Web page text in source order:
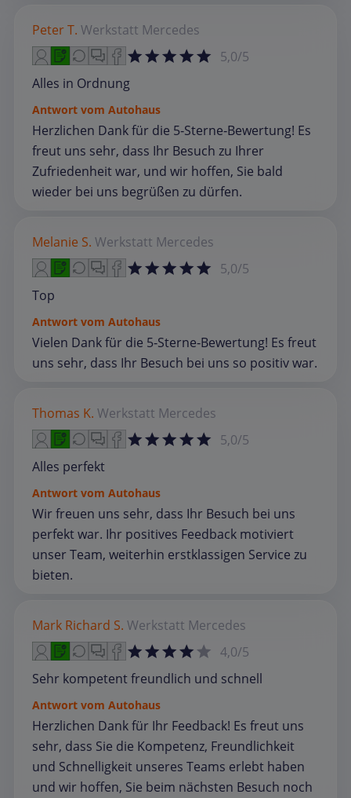
Peter T. Werkstatt Mercedes
5,0/5
Alles in Ordnung
Antwort vom Autohaus
Herzlichen Dank für die 5‑Sterne‑Bewertung! Es
freut uns sehr, dass Ihr Besuch zu Ihrer
Zufriedenheit war, und wir hoffen, Sie bald
wieder bei uns begrüßen zu dürfen.
Melanie S. Werkstatt Mercedes
5,0/5
Top
Antwort vom Autohaus
Vielen Dank für die 5‑Sterne‑Bewertung! Es freut
uns sehr, dass Ihr Besuch bei uns so positiv war.
Thomas K. Werkstatt Mercedes
5,0/5
Alles perfekt
Antwort vom Autohaus
Wir freuen uns sehr, dass Ihr Besuch bei uns
perfekt war. Ihr positives Feedback motiviert
unser Team, weiterhin erstklassigen Service zu
bieten.
Mark Richard S. Werkstatt Mercedes
4,0/5
Sehr kompetent freundlich und schnell
Antwort vom Autohaus
Herzlichen Dank für Ihr Feedback! Es freut uns
sehr, dass Sie die Kompetenz, Freundlichkeit
und Schnelligkeit unseres Teams erlebt haben
und wir hoffen, Sie beim nächsten Besuch noch